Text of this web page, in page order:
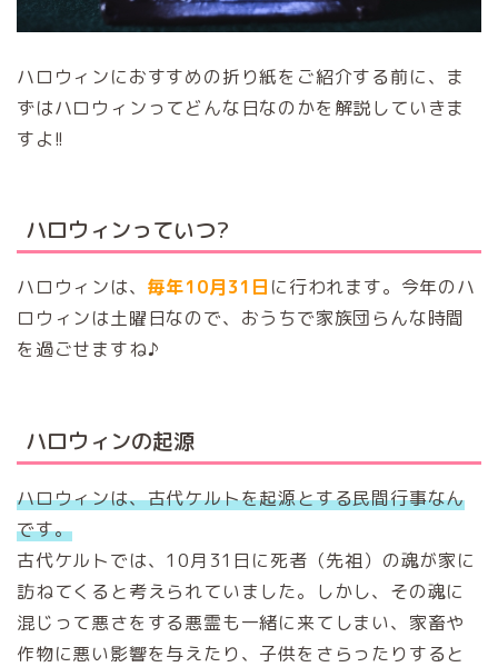
ハロウィンにおすすめの折り紙をご紹介する前に、ま
ずはハロウィンってどんな日なのかを解説していきま
すよ!!
ハロウィンっていつ?
ハロウィンは、 毎年10月31日 に行われます。今年のハ
ロウィンは土曜日なので、おうちで家族団らんな時間
を過ごせますね♪
ハロウィンの起源
ハロウィンは、古代ケルトを起源とする民間行事なん
です。
古代ケルトでは、10月31日に死者（先祖）の魂が家に
訪ねてくると考えられていました。しかし、その魂に
混じって悪さをする悪霊も一緒に来てしまい、家畜や
作物に悪い影響を与えたり、子供をさらったりすると